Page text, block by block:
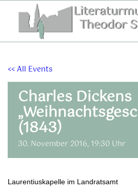
springen
<< All Events
Charles Dickens
(1843)
30. November 2016, 19:30 Uhr
Laurentiuskapelle im Landratsamt